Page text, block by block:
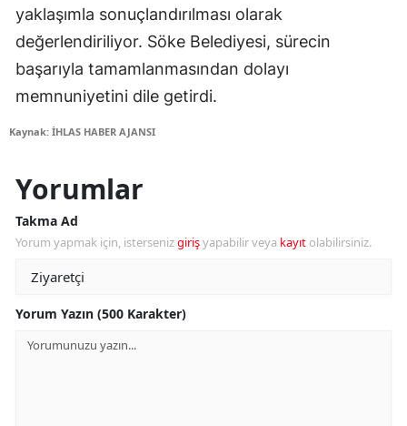
yaklaşımla sonuçlandırılması olarak
değerlendiriliyor. Söke Belediyesi, sürecin
başarıyla tamamlanmasından dolayı
memnuniyetini dile getirdi.
Kaynak: İHLAS HABER AJANSI
Yorumlar
Takma Ad
Yorum yapmak için, istersenizgirişyapabilir veya kayıt olabilirsiniz.
Yorum Yazın (500 Karakter)